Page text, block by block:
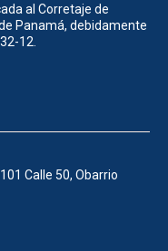
al Corretaje de
Panamá, debidamente
12.
Calle 50, Obarrio